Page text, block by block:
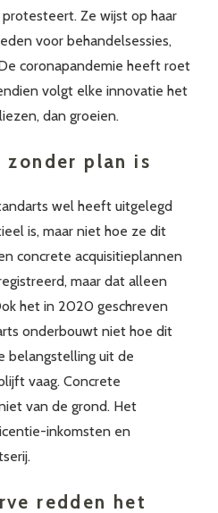
Ze wijst op haar
voor behandelsessies,
coronapandemie heeft roet
volgt elke innovatie het
dan groeien.
plan is
wel heeft uitgelegd
is, maar niet hoe ze dit
concrete acquisitieplannen
maar dat alleen
het in 2020 geschreven
onderbouwt niet hoe dit
belangstelling uit de
vaag. Concrete
van de grond. Het
inkomsten en
redden het